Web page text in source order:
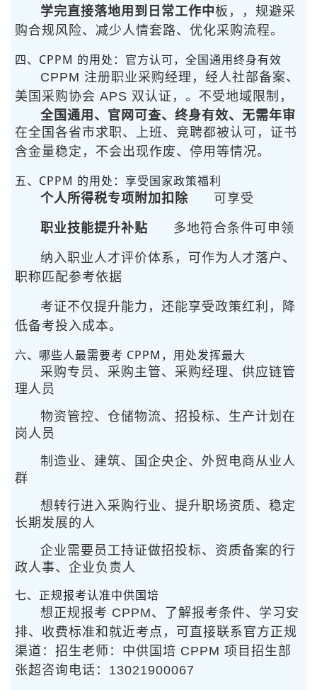
板，
学完直接落地用到日常工作中
，规避采
购合规风险、减少人情套路、优化采购流程。
四、CPPM 的用处：官方认可，全国通用终身有效
CPPM 注册职业采购经理，经人社部备案、
美国采购协会 APS 双认证，
全国通用、官网可查、终身有效、无需年审
。不受地域限制，
在全国各省市求职、上班、竞聘都被认可，证书
含金量稳定，不会出现作废、停用等情况。
五、CPPM 的用处：享受国家政策福利
可享受
个人所得税专项附加扣除
多地符合条件可申领
职业技能提升补贴
纳入职业人才评价体系，可作为人才落户、
职称匹配参考依据
考证不仅提升能力，还能享受政策红利，降
低备考投入成本。
六、哪些人最需要考 CPPM，用处发挥最大
采购专员、采购主管、采购经理、供应链管
理人员
物资管控、仓储物流、招投标、生产计划在
岗人员
制造业、建筑、国企央企、外贸电商从业人
群
想转行进入采购行业、提升职场资质、稳定
长期发展的人
企业需要员工持证做招投标、资质备案的行
政人事、企业负责人
七、正规报考认准中供国培
想正规报考 CPPM、了解报考条件、学习安
排、收费标准和就近考点，可直接联系官方正规
渠道：招生老师：中供国培 CPPM 项目招生部
张超咨询电话：13021900067